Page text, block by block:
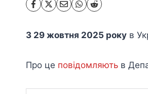
З 29 жовтня 2025 року в
Про це повідомляють в